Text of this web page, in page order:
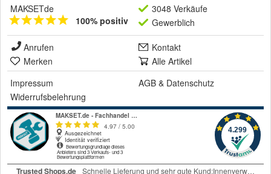
MAKSETde
100% positiv
3048 Verkäufe
Gewerblich
Anrufen
Kontakt
Merken
Alle Artikel
Impressum
AGB & Datenschutz
Widerrufsbelehrung